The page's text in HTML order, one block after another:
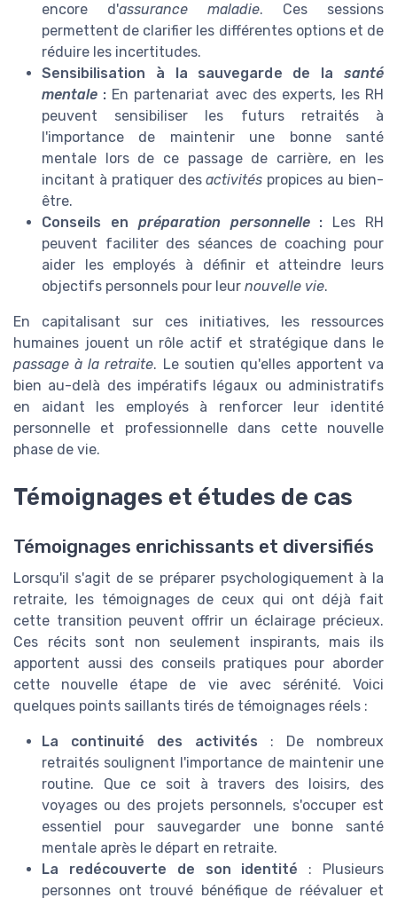
encore d'assurance maladie. Ces sessions
permettent de clarifier les différentes options et de
réduire les incertitudes.
Sensibilisation à la sauvegarde de la santé
mentale : En partenariat avec des experts, les RH
peuvent sensibiliser les futurs retraités à
l'importance de maintenir une bonne santé
mentale lors de ce passage de carrière, en les
incitant à pratiquer desactivités propices au bien-
être.
Conseils en préparation personnelle: Les RH
peuvent faciliter des séances de coaching pour
aider les employés à définir et atteindre leurs
objectifs personnels pour leur nouvelle vie.
En capitalisant sur ces initiatives, les ressources
humaines jouent un rôle actif et stratégique dans le
passage à la retraite. Le soutien qu'elles apportent va
bien au-delà des impératifs légaux ou administratifs
en aidant les employés à renforcer leur identité
personnelle et professionnelle dans cette nouvelle
phase de vie.
Témoignages et études de cas
Témoignages enrichissants et diversifiés
Lorsqu'il s'agit de se préparer psychologiquement à la
retraite, les témoignages de ceux qui ont déjà fait
cette transition peuvent offrir un éclairage précieux.
Ces récits sont non seulement inspirants, mais ils
apportent aussi des conseils pratiques pour aborder
cette nouvelle étape de vie avec sérénité. Voici
quelques points saillants tirés de témoignages réels :
La continuité des activités : De nombreux
retraités soulignent l'importance de maintenir une
routine. Que ce soit à travers des loisirs, des
voyages ou des projets personnels, s'occuper est
essentiel pour sauvegarder une bonne santé
mentale après le départ en retraite.
La redécouverte de son identité : Plusieurs
personnes ont trouvé bénéfique de réévaluer et